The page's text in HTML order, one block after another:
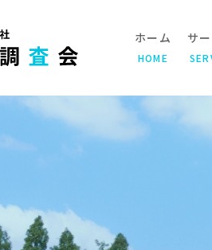
ホーム
HOME
サ